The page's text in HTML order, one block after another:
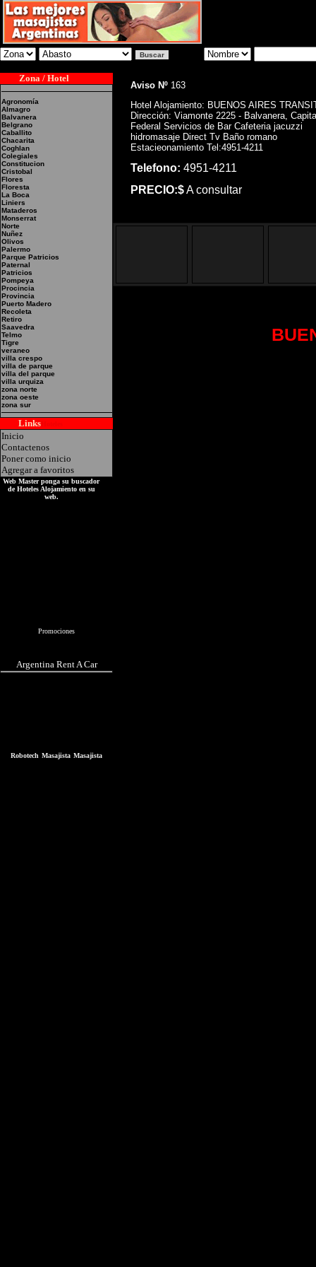
Zona / Hotel
Agronomía
Almagro
Balvanera
Belgrano
Caballito
Chacarita
Coghlan
Colegiales
Constitucion
Cristobal
Flores
Floresta
La Boca
Liniers
Mataderos
Monserrat
Norte
Nuñez
Olivos
Palermo
Parque Patricios
Paternal
Patricios
Pompeya
Procincia
Provincia
Puerto Madero
Recoleta
Retiro
Saavedra
Telmo
Tigre
veraneo
villa crespo
villa de parque
villa del parque
villa urquiza
zona norte
zona oeste
zona sur
Links
Inicio
Contactenos
Poner como inicio
Agregar a favoritos
Web Master ponga su buscador
de Hoteles Alojamiento en su
web.
Promociones
Argentina Rent A Car
Robotech Masajista Masajista
Aviso Nº 163
Hotel Alojamiento: BUENOS AIRES
Dirección: Viamonte 2225 - Balvanera,
Federal Servicios de Bar Cafeteria jacuzzi
hidromasaje Direct Tv Baño romano
Estacieonamiento Tel:4951-4211
Telefono: 4951-4211
PRECIO:$A consultar